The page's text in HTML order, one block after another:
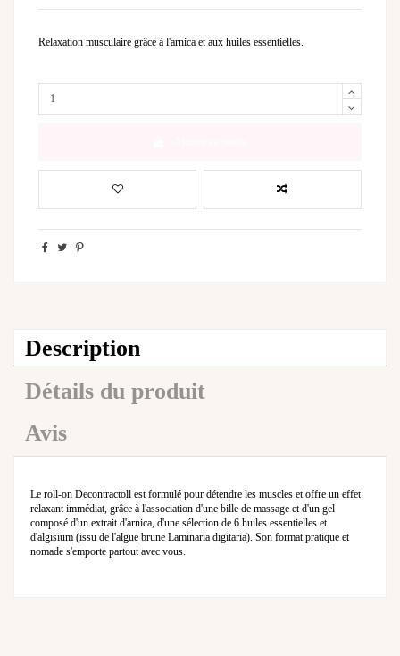
Relaxation musculaire grâce à l'arnica et aux huiles essentielles.
Description
Détails du produit
Avis
Le roll-on Decontractoll est formulé pour détendre les muscles et offre un effet
relaxant immédiat, grâce à l'association d'une bille de massage et d'un gel
composé d'un extrait d'arnica, d'une sélection de 6 huiles essentielles et
d'algisium (issu de l'algue brune Laminaria digitaria). Son format pratique et
nomade s'emporte partout avec vous.